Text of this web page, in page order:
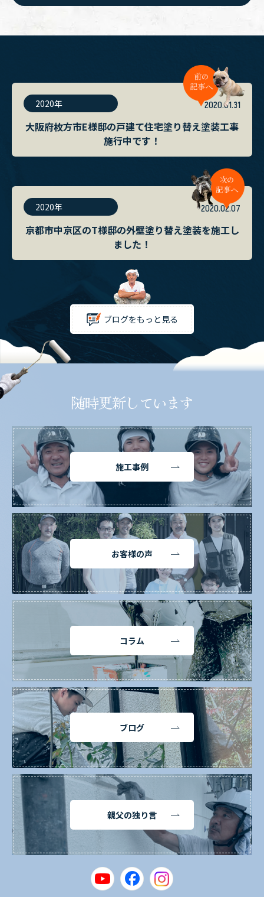
2020年 2020.01.31
大阪府枚方市E様邸の戸建て住宅塗り替え塗装工事
施行中です！
2020年 2020.02.07
京都市中京区のT様邸の外壁塗り替え塗装を施工し
ました！
ブログをもっと見る
随時更新しています
施工事例
お客様の声
コラム
ブログ
親父の独り言